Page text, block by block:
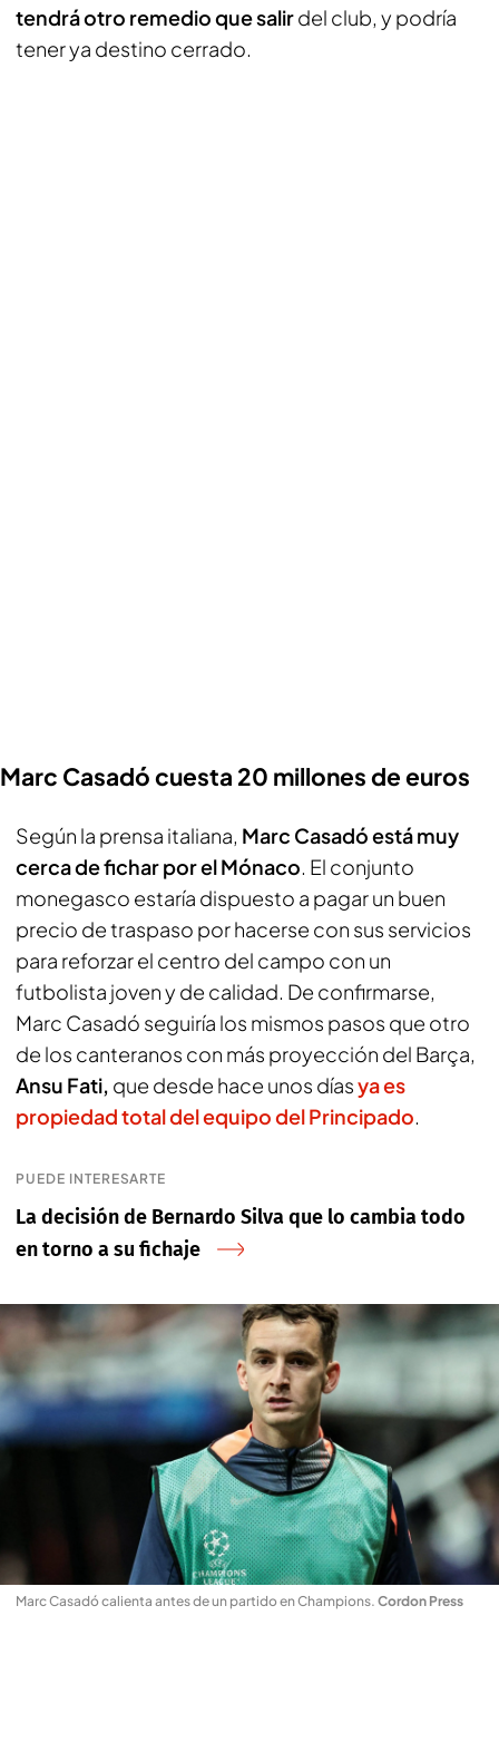
tendrá otro remedio que salirdel club, y podría
tener ya destino cerrado.
Marc Casadó cuesta 20 millones de euros
Según la prensa italiana, Marc Casadó está muy
cerca de fichar por el Mónaco. El conjunto
monegasco estaría dispuesto a pagar un buen
precio de traspaso por hacerse con sus servicios
para reforzar el centro del campo con un
futbolista joven y de calidad. De confirmarse,
Marc Casadó seguiría los mismos pasos que otro
de los canteranos con más proyección del Barça,
Ansu Fati, que desde hace unos díasya es
propiedad total del equipo del Principado.
PUEDE INTERESARTE
La decisión de Bernardo Silva que lo cambia todo
en torno a su fichaje
Marc Casadó calienta antes de un partido en Champions. Cordon Press